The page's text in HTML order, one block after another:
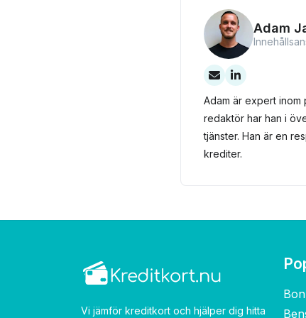
Adam
Adam är expert
redaktör har han i
tjänster. Han är en
krediter.
Vi jämför kreditkort och hjälper dig hitta